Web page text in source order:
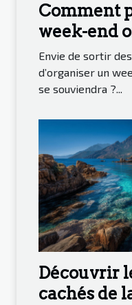
Comment
week-end
tracas ?
Envie de sortir
d’organiser un
se souviendra ?...
Découvrir
cachés de